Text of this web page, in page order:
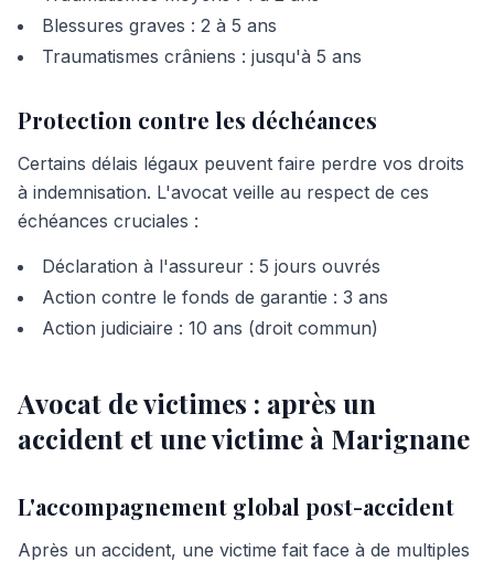
Blessures graves : 2 à 5 ans
Traumatismes crâniens : jusqu'à 5 ans
Protection contre les déchéances
Certains délais légaux peuvent faire perdre vos droits
à indemnisation. L'avocat veille au respect de ces
échéances cruciales :
Déclaration à l'assureur : 5 jours ouvrés
Action contre le fonds de garantie : 3 ans
Action judiciaire : 10 ans (droit commun)
Avocat de victimes : après un
accident et une victime à Marignane
L'accompagnement global post-accident
Après un accident, une victime fait face à de multiples